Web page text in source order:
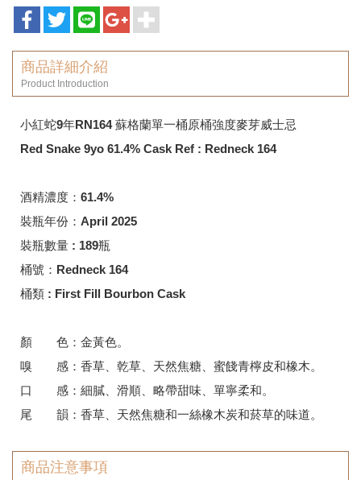
商品詳細介紹
Product Introduction
小紅蛇9年RN164 蘇格蘭單一桶原桶強度麥芽威士忌
Red Snake 9yo 61.4% Cask Ref : Redneck 164
酒精濃度：61.4%
裝瓶年份：April 2025
裝瓶數量 : 189瓶
桶號：Redneck 164
桶類 : First Fill Bourbon Cask
顏 色：金黃色。
嗅 感：香草、乾草、天然焦糖、蜜餞青檸皮和橡木。
口 感：細膩、滑順、略帶甜味、單寧柔和。
尾 韻：香草、天然焦糖和一絲橡木炭和菸草的味道。
商品注意事項